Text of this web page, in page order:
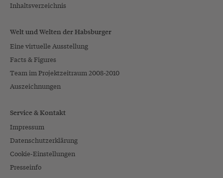
Inhaltsverzeichnis
Welt und Welten der Habsburger
Eine virtuelle Ausstellung
Facts & Figures
Team im Projektzeitraum 2008-2010
Auszeichnungen
Service & Kontakt
Impressum
Datenschutzerklärung
Cookie-Einstellungen
Presseinfo